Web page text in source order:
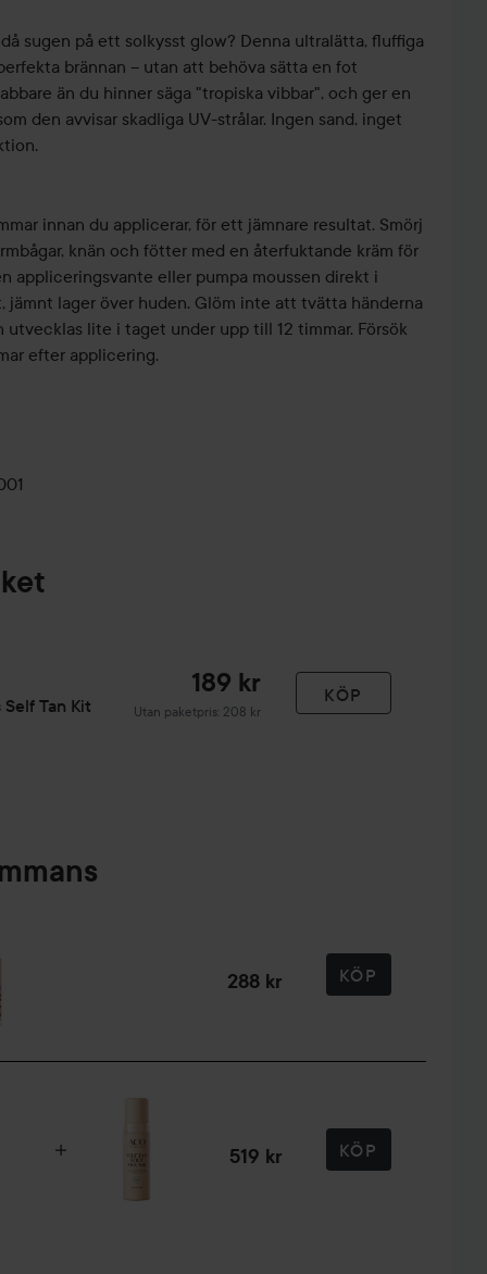
sugen på ett solkysst glow? Denna ultralätta, fluffiga
brännan – utan att behöva sätta en fot
än du hinner säga "tropiska vibbar", och ger en
den avvisar skadliga UV-strålar. Ingen sand, inget
innan du applicerar, för ett jämnare resultat. Smörj
knän och fötter med en återfuktande kräm för
appliceringsvante eller pumpa moussen direkt i
lager över huden. Glöm inte att tvätta händerna
lite i taget under upp till 12 timmar. Försök
efter applicering.
Tan Kit
189 kr
Utan paketpris: 208 kr
KÖP
288 kr KÖP
519 kr KÖP